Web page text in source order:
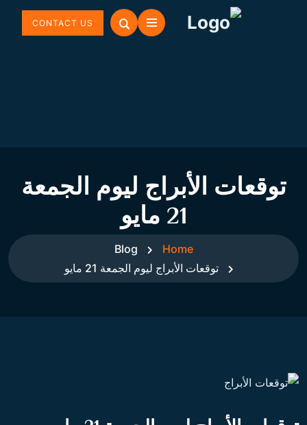
CONTACT US
توقعات الأبراج ليوم الجمعة
21 مايو
Home
Blog
توقعات الأبراج ليوم الجمعة 21 مايو